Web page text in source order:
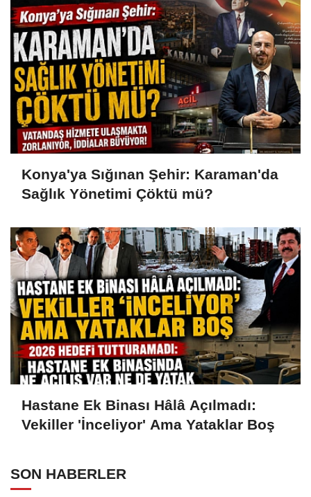
Konya'ya Sığınan Şehir: Karaman'da
Sağlık Yönetimi Çöktü mü?
Hastane Ek Binası Hâlâ Açılmadı:
Vekiller 'İnceliyor' Ama Yataklar Boş
SON HABERLER